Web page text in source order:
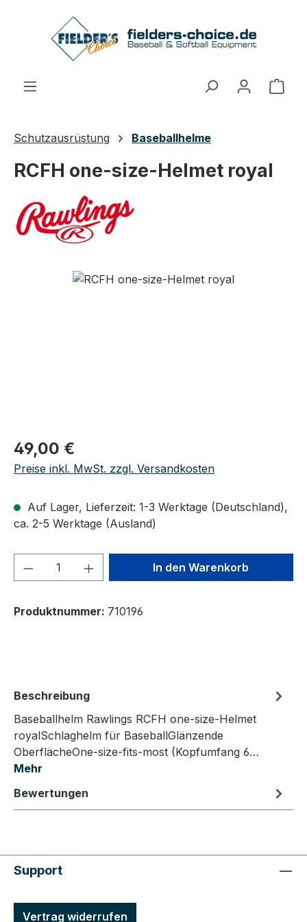
Zum Hauptinhalt springen
Schutzausrüstung Baseballhelme
RCFH one-size-Helmet royal
Bildergalerie überspringen
Regulärer Preis:
49,00 €
Preise inkl. MwSt. zzgl. Versandkosten
Auf Lager, Lieferzeit: 1-3 Werktage (Deutschland),
ca. 2-5 Werktage (Ausland)
Produkt Anzahl: Gib denIn den Warenkorb
Produktnummer: 710196
Beschreibung
Baseballhelm Rawlings RCFH one-size-Helmet
royalSchlaghelm für BaseballGlänzende
OberflächeOne-size-fits-most (Kopfumfang 6…
Mehr
Bewertungen
Support
Vertrag widerrufen